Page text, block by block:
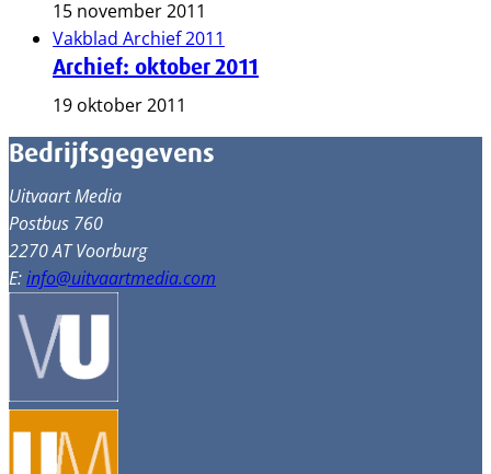
15 november 2011
Vakblad Archief 2011
Archief: oktober 2011
19 oktober 2011
Bedrijfsgegevens
Uitvaart Media
Postbus 760
2270 AT Voorburg
E:info@uitvaartmedia.com